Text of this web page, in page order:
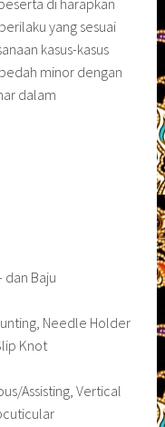
di harapkan
yang sesuai
kasus-kasus
minor dengan
dalam
dan Baju
Needle Holder
Knot
Assisting, Vertical